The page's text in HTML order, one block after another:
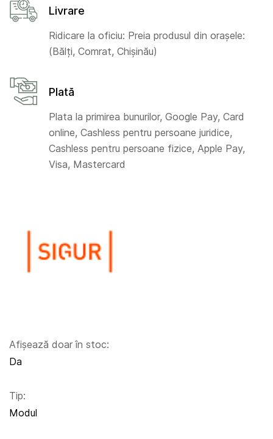
Afișează doar în stoc:
Da
Tip:
Modul
Livrare
Ridicare la oficiu: Preia produsul din orașele:
(Bălți, Comrat, Chișinău)
Plată
Plata la primirea bunurilor, Google Pay, Card
online, Cashless pentru persoane juridice,
Cashless pentru persoane fizice, Apple Pay,
Visa, Mastercard